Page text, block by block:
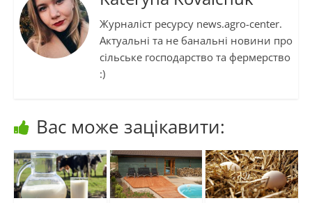
Журналіст ресурсу news.agro-center.
Актуальні та не банальні новини про
сільське господарство та фермерство
:)
Вас може зацікавити: